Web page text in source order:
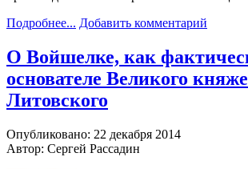
Подробнее... Добавить комментарий
О Войшелке, как
основателе Великого
Литовского
Опубликовано: 22 декабря 2014
Автор: Сергей Рассадин